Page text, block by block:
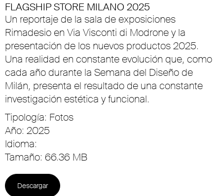
FLAGSHIP STORE MILANO 2025
Un reportaje de la sala de exposiciones
Rimadesio en Via Visconti di Modrone y la
presentación de los nuevos productos 2025.
Una realidad en constante evolución que, como
cada año durante la Semana del Diseño de
Milán, presenta el resultado de una constante
investigación estética y funcional.
Tipología: Fotos
Año: 2025
Idioma:
Tamaño: 66.36 MB
Descargar